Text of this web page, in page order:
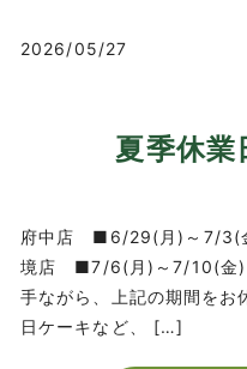
2026/05/27
夏季休業
府中店 ■6/29(月)～7/3(
境店 ■7/6(月)～7/10(金
手ながら、上記の期間をお
日ケーキなど、 […]